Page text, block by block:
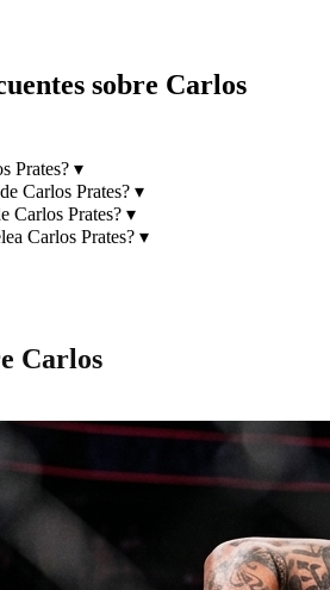
sobre Carlos
Prates? ▾
Carlos Prates? ▾
Carlos Prates? ▾
Carlos Prates? ▾
Carlos